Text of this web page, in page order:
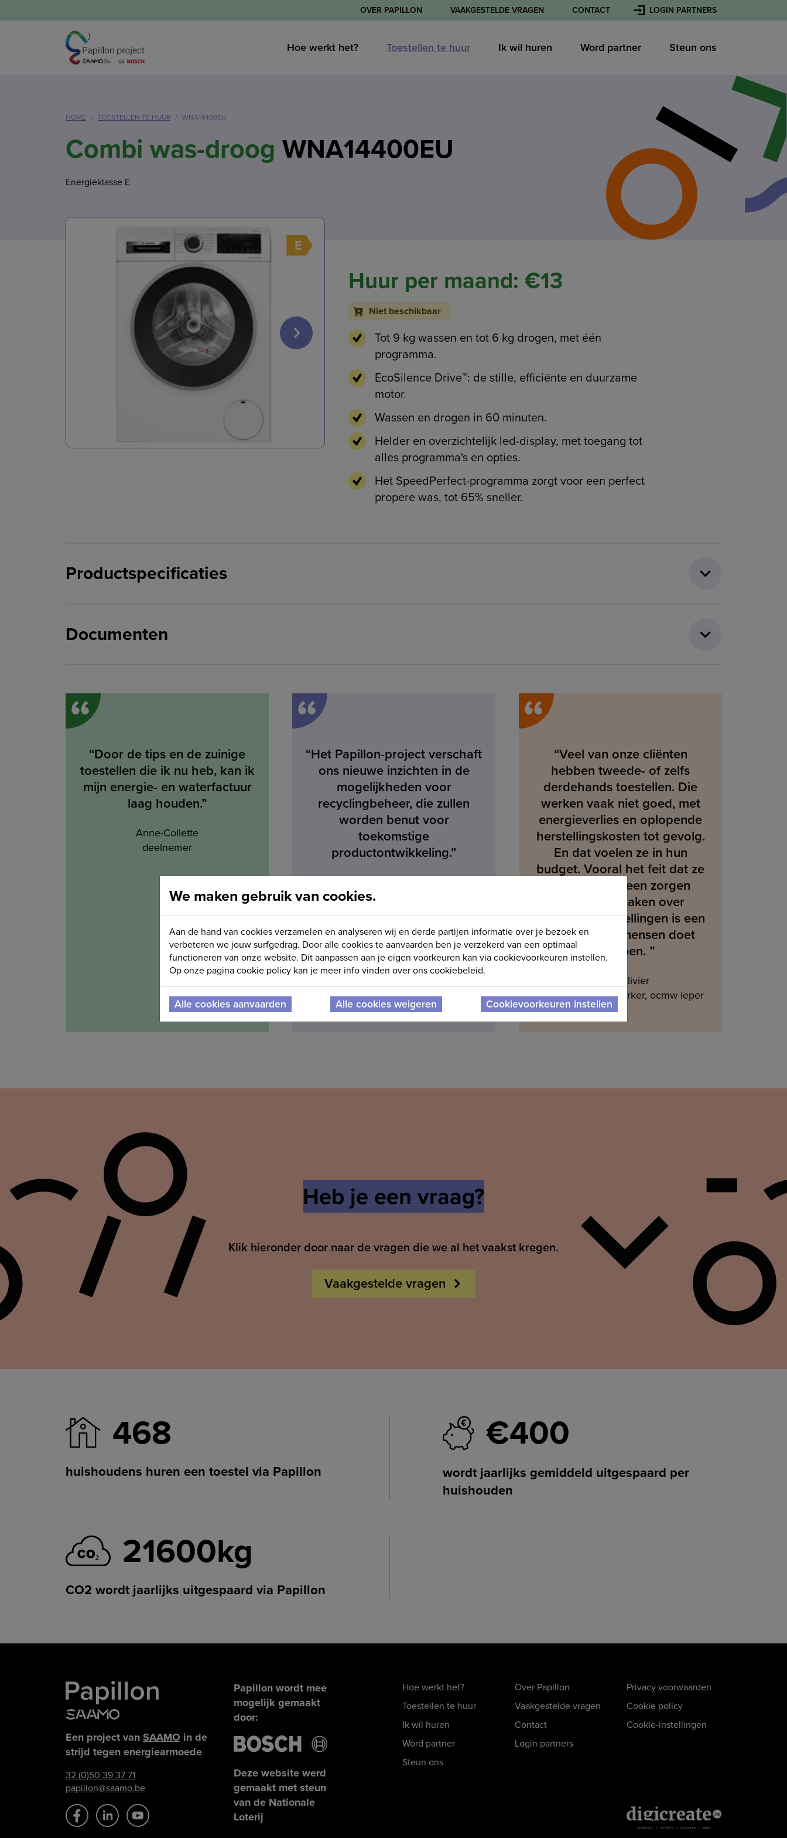
OVER PAPILLON VAAKGESTELDE VRAGEN CONTACT LOGIN PARTNERS
Hoe werkt het? Toestellen te huur Ik wil huren Word partner Steun ons
HOME TOESTELLEN TE HUUR WNA14400EU
Combi was-droog WNA14400EU
Energieklasse E
E
Huur per maand: €13
Niet beschikbaar
Tot 9 kg wassen en tot 6 kg drogen, met één
programma.
EcoSilence Drive™: de stille, efficiënte en duurzame
motor.
Wassen en drogen in 60 minuten.
Helder en overzichtelijk led-display, met toegang tot
alles programma's en opties.
Het SpeedPerfect-programma zorgt voor een perfect
propere was, tot 65% sneller.
Productspecificaties
Documenten
“
“Door de tips en de zuinige
toestellen die ik nu heb, kan ik
mijn energie- en waterfactuur
laag houden.”
Anne-Collette
deelnemer
“
“Het Papillon-project verschaft
ons nieuwe inzichten in de
mogelijkheden voor
recyclingbeheer, die zullen
worden benut voor
toekomstige
productontwikkeling.”
projectmanager BSH Home Appliances
“
“Veel van onze cliënten
hebben tweede- of zelfs
derdehands toestellen. Die
werken vaak niet goed, met
energieverlies en oplopende
herstellingskosten tot gevolg.
En dat voelen ze in hun
budget. Vooral het feit dat ze
zich 10 jaar geen zorgen
hoeven te maken over
mogelijke herstellingen is een
pluspunt dat mensen doet
instappen. ”
Kinita Olivier
maatschappelijk werker, ocmw Ieper
Heb je een vraag?
Klik hieronder door naar de vragen die we al het vaakst kregen.
Vaakgestelde vragen
468
huishoudens huren een toestel via Papillon
€400
wordt jaarlijks gemiddeld uitgespaard per
huishouden
21600kg
CO2 wordt jaarlijks uitgespaard via Papillon
Een project vanSAAMO in de
strijd tegen energiearmoede
32 (0)50 39 37 71
papillon@saamo.be
Papillon wordt mee
mogelijk gemaakt
door:
Deze website werd
gemaakt met steun
van de Nationale
Loterij
Hoe werkt het?
Toestellen te huur
Ik wil huren
Word partner
Steun ons
Over Papillon
Vaakgestelde vragen
Contact
Login partners
Privacy voorwaarden
Cookie policy
Cookie-instellingen
We maken gebruik van cookies.
Aan de hand van cookies verzamelen en analyseren wij en derde partijen informatie over je bezoek en
verbeteren we jouw surfgedrag. Door alle cookies te aanvaarden ben je verzekerd van een optimaal
functioneren van onze website. Dit aanpassen aan je eigen voorkeuren kan via cookievoorkeuren instellen.
Op onze pagina cookie policy kan je meer info vinden over ons cookiebeleid.
Alle cookies aanvaarden Alle cookies weigeren Cookievoorkeuren instellen